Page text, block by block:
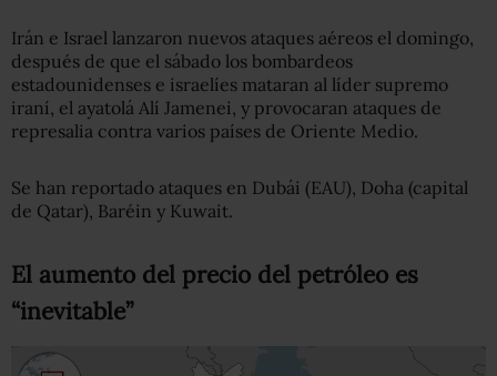
Irán e Israel lanzaron nuevos ataques aéreos el domingo,
después de que el sábado los bombardeos
estadounidenses e israelíes mataran al líder supremo
iraní, el ayatolá Alí Jamenei, y provocaran ataques de
represalia contra varios países de Oriente Medio.
Se han reportado ataques en Dubái (EAU), Doha (capital
de Qatar), Baréin y Kuwait.
El aumento del precio del petróleo es
“inevitable”